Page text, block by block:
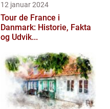
12 januar 2024
Tour de France i
Danmark: Historie, Fakta
og Udvik...